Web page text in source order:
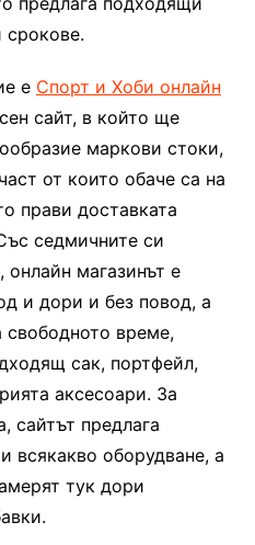
срокове.
е Спорт и Хоби онлайн
сайт, в който ще
маркови стоки,
от които обаче са на
прави доставката
седмичните си
магазинът е
и дори и без повод, а
свободното време,
сак, портфейл,
аксесоари. За
сайтът предлага
всякакво оборудване, а
тук дори